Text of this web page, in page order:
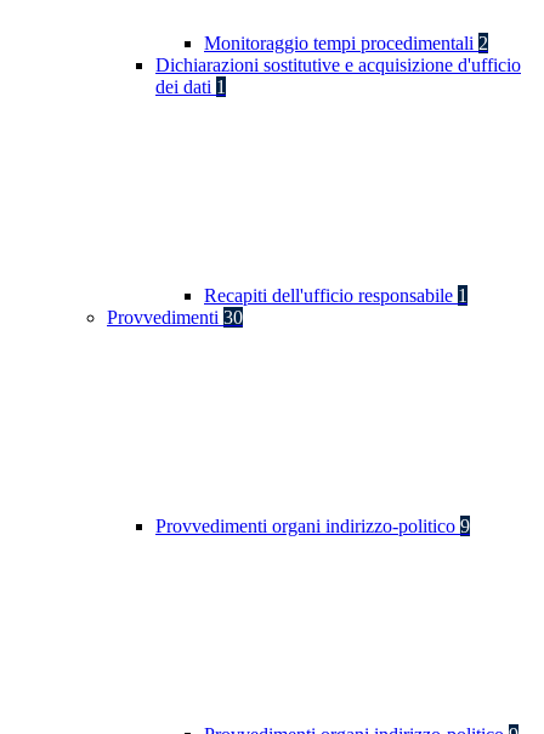
Monitoraggio tempi procedimentali 2
Dichiarazioni sostitutive e acquisizione d'ufficio
dei dati 1
Recapiti dell'ufficio responsabile 1
Provvedimenti 30
Provvedimenti organi indirizzo-politico 9